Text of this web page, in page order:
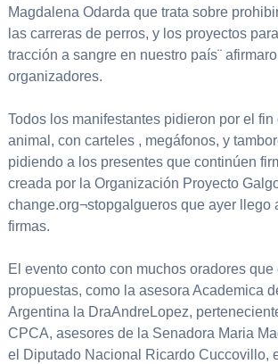
Magdalena Odarda que trata sobre
las carreras de perros, y los proyectos
tracción a sangre en nuestro país¨
organizadores.
Todos los manifestantes pidieron por el
animal, con carteles , megáfonos, y
pidiendo a los presentes que continúen
creada por la Organización Proyecto
change.org¬stopgalgueros que ayer llego
firmas.
El evento conto con muchos oradores
propuestas, como la asesora Academica
Argentina la DraAndreLopez,
CPCA, asesores de la Senadora Maria
el Diputado Nacional Ricardo Cuccovillo,